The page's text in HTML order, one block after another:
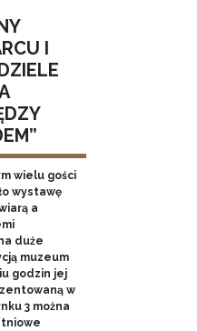
I
wielu gości
wystawę
a
duże
muzeum
godzin jej
w
3 można